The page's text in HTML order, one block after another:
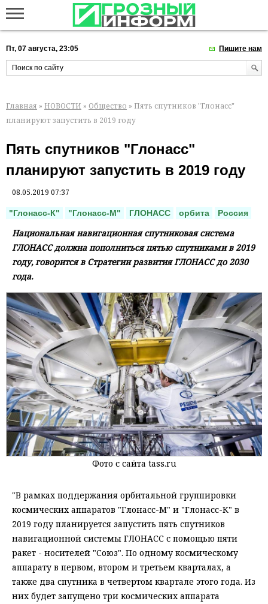
Пт, 07 августа, 23:05 Пишите нам
Главная » НОВОСТИ » Общество » Пять спутников "Глонасс"
планируют запустить в 2019 году
Пять спутников "Глонасс"
планируют запустить в 2019 году
08.05.2019 07:37
"Глонасс-К" "Глонасс-М" ГЛОНАСС орбита Россия
Национальная навигационная спутниковая система
ГЛОНАСС должна пополниться пятью спутниками в 2019
году, говорится в Стратегии развития ГЛОНАСС до 2030
года.
Фото с сайта tass.ru
"В рамках поддержания орбитальной группировки
космических аппаратов "Глонасс-М" и "Глонасс-К" в
2019 году планируется запустить пять спутников
навигационной системы ГЛОНАСС с помощью пяти
ракет - носителей "Союз". По одному космическому
аппарату в первом, втором и третьем кварталах, а
также два спутника в четвертом квартале этого года. Из
них будет запущено три космических аппарата